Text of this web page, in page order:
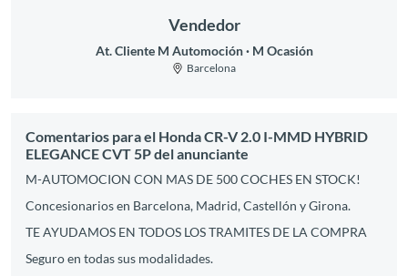
Vendedor
At. Cliente M Automoción M Ocasión
Barcelona
Comentarios para el Honda CR-V 2.0 I-MMD HYBRID
ELEGANCE CVT 5P del anunciante
M-AUTOMOCION CON MAS DE 500 COCHES EN STOCK!
Concesionarios en Barcelona, Madrid, Castellón y Girona.
TE AYUDAMOS EN TODOS LOS TRAMITES DE LA COMPRA
Seguro en todas sus modalidades.